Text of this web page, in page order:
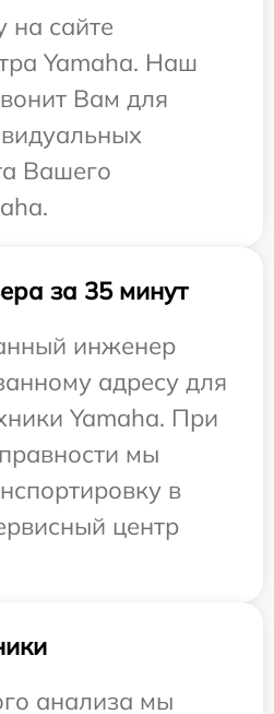
на сайте
Yamaha. Наш
Вам для
Вашего
за 35 минут
инженер
адресу для
Yamaha. При
мы
в
центр
анализа мы